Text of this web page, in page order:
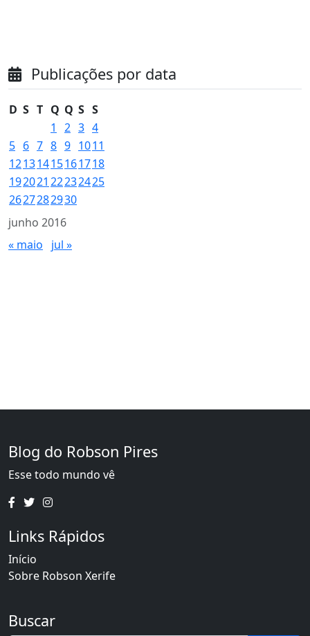
Publicações por data
junho 2016
D S T Q Q S S
1
2 3 4
5 6 7 8 9 1011
12131415161718
192021 22232425
2627282930
« maio jul »
Blog do Robson Pires
Esse todo mundo vê
Links Rápidos
Início
Sobre Robson Xerife
Buscar